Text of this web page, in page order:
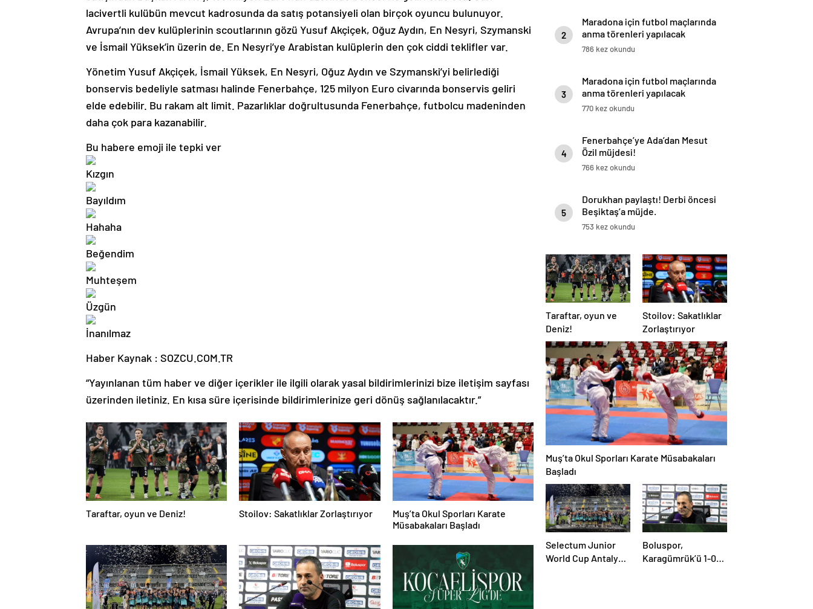
lacivertli kulübün mevcut kadrosunda da satış potansiyeli olan birçok oyuncu bulunuyor.
Avrupa’nın dev kulüplerinin scoutlarının gözü Yusuf Akçiçek, Oğuz Aydın, En Nesyri, Szymanski
ve İsmail Yüksek’in üzerin de. En Nesyri’ye Arabistan kulüplerin den çok ciddi teklifler var.
Yönetim Yusuf Akçiçek, İsmail Yüksek, En Nesyri, Oğuz Aydın ve Szymanski’yi belirlediği
bonservis bedeliyle satması halinde Fenerbahçe, 125 milyon Euro civarında bonservis geliri
elde edebilir. Bu rakam alt limit. Pazarlıklar doğrultusunda Fenerbahçe, futbolcu madeninden
daha çok para kazanabilir.
Bu habere emoji ile tepki ver
Haber Kaynak : SOZCU.COM.TR
“Yayınlanan tüm haber ve diğer içerikler ile ilgili olarak yasal bildirimlerinizi bize iletişim sayfası
üzerinden iletiniz. En kısa süre içerisinde bildirimlerinize geri dönüş sağlanılacaktır.”
Taraftar, oyun ve Deniz! Stoilov: Sakatlıklar Zorlaştırıyor
Muş’ta Okul Sporları Karate
Müsabakaları Başladı
2
Maradona için futbol maçlarında
anma törenleri yapılacak
786 kez okundu
3
Maradona için futbol maçlarında
anma törenleri yapılacak
770 kez okundu
4
Fenerbahçe’ye Ada’dan Mesut
Özil müjdesi!
766 kez okundu
5
Dorukhan paylaştı! Derbi öncesi
Beşiktaş’a müjde.
753 kez okundu
Taraftar, oyun ve
Deniz!
Stoilov: Sakatlıklar
Zorlaştırıyor
Muş’ta Okul Sporları Karate Müsabakaları
Başladı
Selectum Junior
World Cup Antalya
Boluspor,
Karagümrük’ü 1-0